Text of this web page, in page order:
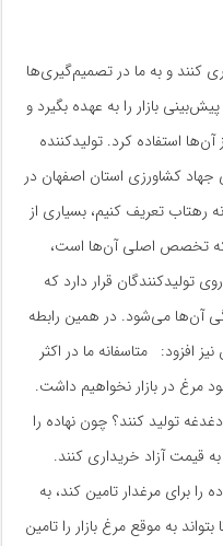
کنند و به ما در تصمیم‌گیری‌ها
بازار را به عهده بگیرد و
استفاده کرد. تولیدکننده
جهاد کشاورزی استان اصفهان در
رهتاب تعریف کنیم، بسیاری از
که تخصص اصلی آن‌ها است،
تولیدکنندگان قرار دارد که
آن‌ها می‌شود. در همین رابطه
افزود: متاسفانه ما در اکثر
مرغ در بازار نخواهیم داشت.
تولید کنند؟ چون نهاده را
قیمت آزاد خریداری کنند.
برای مرغدار تامین کند، به
به موقع مرغ بازار را تامین